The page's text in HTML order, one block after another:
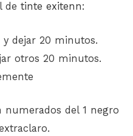
de tinte exitenn:
dejar 20 minutos.
otros 20 minutos.
numerados del 1 negro